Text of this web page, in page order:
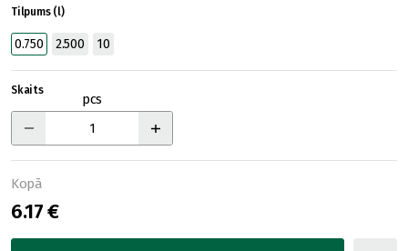
Tilpums (l)
0.750 2.500 10
Skaits
pcs
Kopā
6.17 €